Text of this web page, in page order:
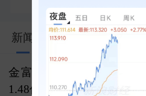
新闻 股市汇
786
关联
金富科技液冷板生产基
1.48亿元